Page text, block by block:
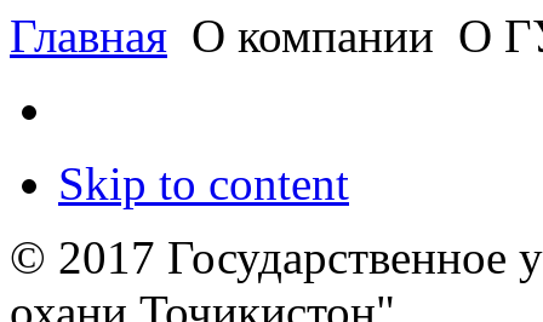
Главная О компании О
Skip to content
© 2017 Государственное
охани Точикистон"